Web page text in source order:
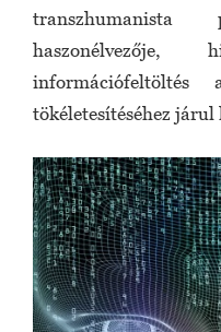
transzhumanista
tökéletesítéséhez járul